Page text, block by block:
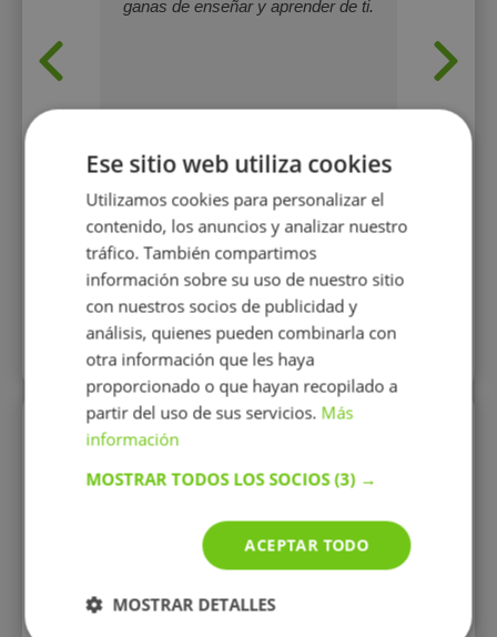
ganas de enseñar y aprender de ti.
12 €/h
Mostrar perfil
de
etc.
este
Más perfiles similares
Perfiles vistos
Ese sitio web utiliza cookies
Utilizamos cookies para personalizar el
contenido, los anuncios y analizar nuestro
tráfico. También compartimos
información sobre su uso de nuestro sitio
con nuestros socios de publicidad y
análisis, quienes pueden combinarla con
otra información que les haya
proporcionado o que hayan recopilado a
partir del uso de sus servicios. Más
información
MOSTRAR TODOS LOS SOCIOS(3) →
ACEPTAR TODO
MOSTRAR DETALLES